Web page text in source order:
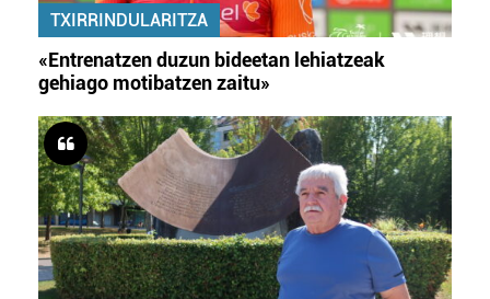
TXIRRINDULARITZA
«Entrenatzen duzun bideetan lehiatzeak
gehiago motibatzen zaitu»